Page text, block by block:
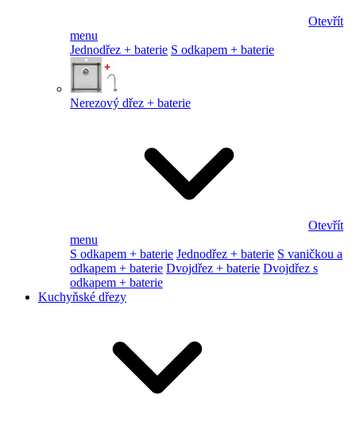
Otevřít
menu
Jednodřez + baterie S odkapem + baterie
Nerezový dřez + baterie
Otevřít
menu
S odkapem + baterie Jednodřez + baterie S vaničkou a
odkapem + baterie Dvojdřez + baterie Dvojdřez s
odkapem + baterie
Kuchyňské dřezy